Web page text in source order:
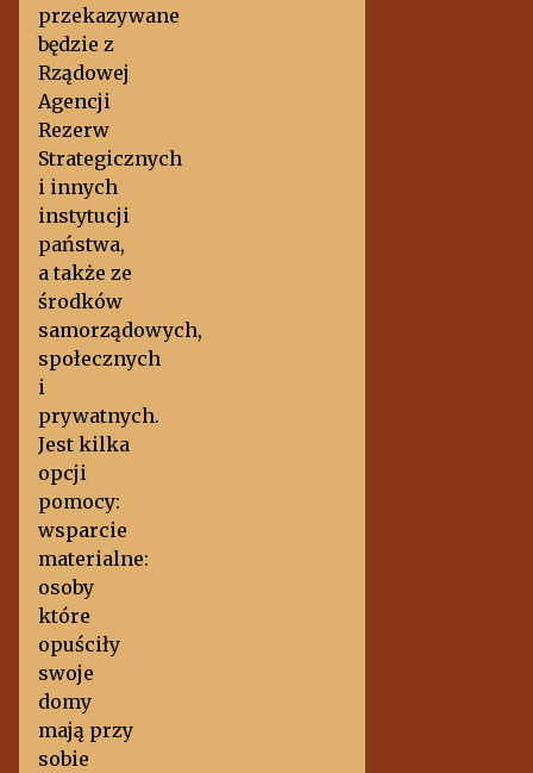
przekazywane
będzie z
Rządowej
Agencji
Rezerw
Strategicznych
i innych
instytucji
państwa,
a także ze
środków
samorządowych,
społecznych
i
prywatnych.
Jest kilka
opcji
pomocy:
wsparcie
materialne:
osoby
które
opuściły
swoje
domy
mają przy
sobie